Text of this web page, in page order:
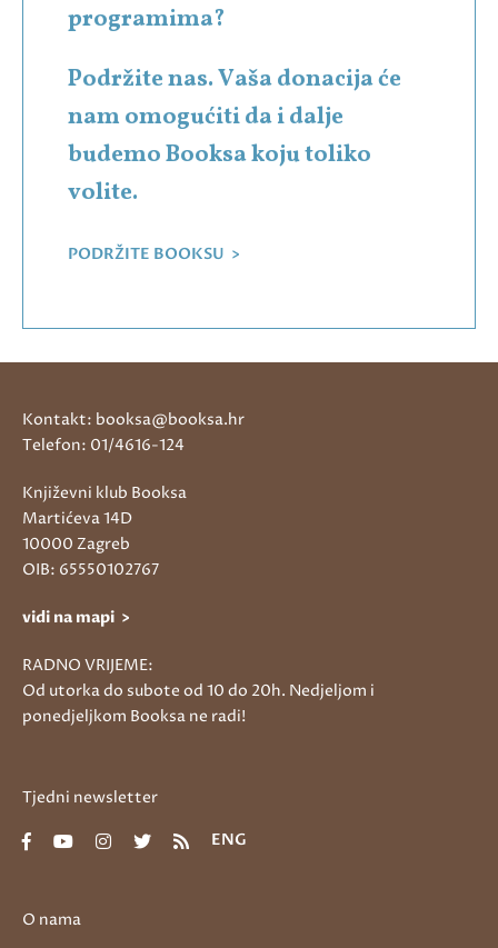
programima?
Podržite nas. Vaša donacija će
nam omogućiti da i dalje
budemo Booksa koju toliko
volite.
PODRŽITE BOOKSU >
O nama
Kontakt: booksa@booksa.hr
Telefon: 01/4616-124
Književni klub Booksa
Martićeva 14D
10000 Zagreb
OIB: 65550102767
vidi na mapi >
RADNO VRIJEME:
Od utorka do subote od 10 do 20h. Nedjeljom i
ponedjeljkom Booksa ne radi!
Tjedni newsletter
ENG